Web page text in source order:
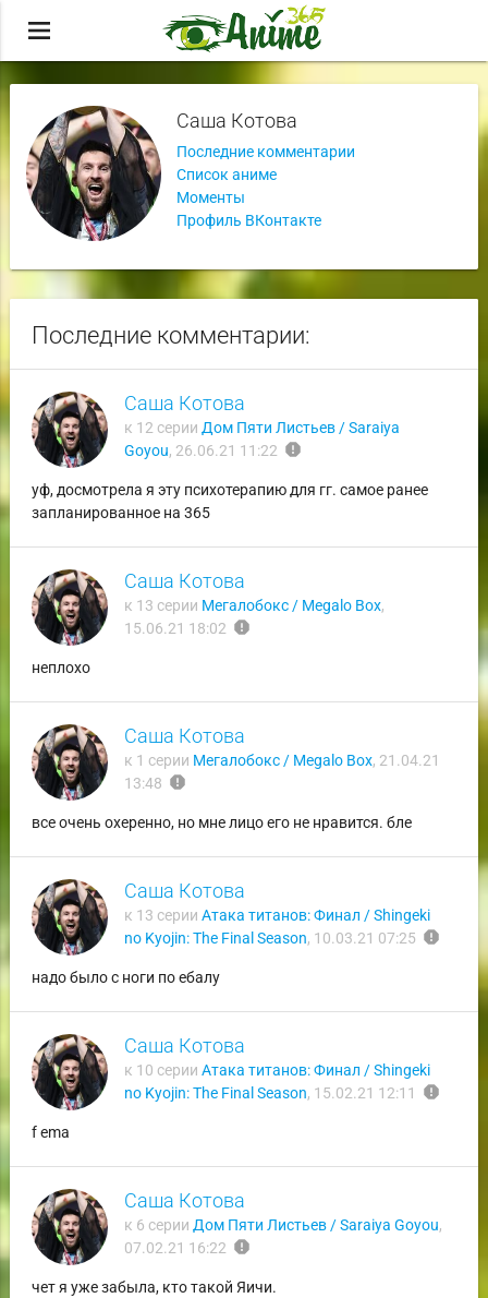
menu
Саша Котова
Последние комментарии
Список аниме
Моменты
Профиль ВКонтакте
Последние комментарии:
Саша Котова
к 12 серии Дом Пяти Листьев / Saraiya
Goyou, 26.06.21 11:22 report
уф, досмотрела я эту психотерапию для гг. самое ранее
запланированное на 365
Саша Котова
к 13 серии Мегалобокс / Megalo Box,
15.06.21 18:02 report
неплохо
Саша Котова
к 1 серии Мегалобокс / Megalo Box, 21.04.21
13:48 report
все очень охеренно, но мне лицо его не нравится. бле
Саша Котова
к 13 серии Атака титанов: Финал / Shingeki
no Kyojin: The Final Season, 10.03.21 07:25 report
надо было с ноги по ебалу
Саша Котова
к 10 серии Атака титанов: Финал / Shingeki
no Kyojin: The Final Season, 15.02.21 12:11 report
f ema
Саша Котова
к 6 серии Дом Пяти Листьев / Saraiya Goyou,
07.02.21 16:22 report
чет я уже забыла, кто такой Яичи.